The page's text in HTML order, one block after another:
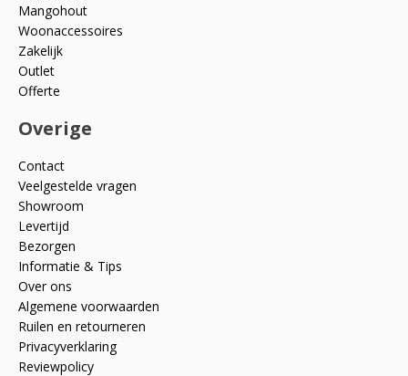
Mangohout
Woonaccessoires
Zakelijk
Outlet
Offerte
Overige
Contact
Veelgestelde vragen
Showroom
Levertijd
Bezorgen
Informatie & Tips
Over ons
Algemene voorwaarden
Ruilen en retourneren
Privacyverklaring
Reviewpolicy